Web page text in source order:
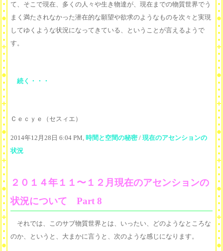
て、そこで現在、多くの人々や生き物達が、現在までの物質世界でう
まく満たされなかった潜在的な願望や欲求のようなものを次々と実現
してゆくような状況になってきている、ということが言えるようで
す。
続く・・・
Ｃｅｃｙｅ（セスィエ）
2014年12月28日 6:04 PM, 時間と空間の秘密/ 現在のアセンションの
状況
２０１４年１１〜１２月現在のアセンションの
状況について Part 8
それでは、このサブ物質世界とは、いったい、どのようなところな
のか、というと、大まかに言うと、次のような感じになります。